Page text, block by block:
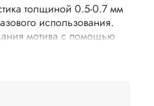
толщиной 0.5-0.7 мм
использования.
мотива с помощью
штукатурки,
для декора различных
декупаж и скрапбукинг.